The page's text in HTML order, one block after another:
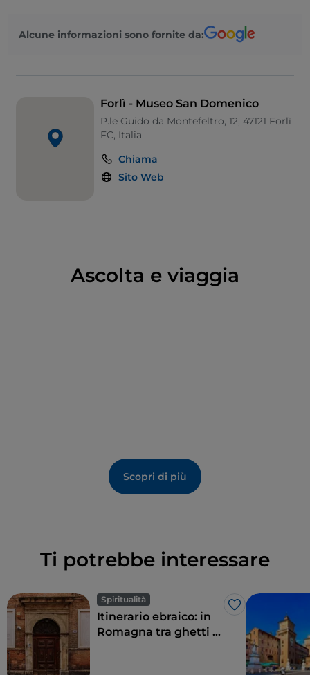
presentaaffreschi del 500che furono attribuiti a
, sulle pareti suddivise sui tre lati si
, e a destra la
resurrezione di
Domenico. Mentre a sud-ovest si trova una
rappresentazione della Mensa con il
, questo affresco subì gravi danni durante il
periodo napoleonico.
Alcune informazioni sono fornite da:
Forlì - Museo San Domenico
P.le Guido da Montefeltro, 12, 47121 Forlì
FC, Italia
Chiama
Sito Web
Ascolta e viaggia
Scopri di più
Ti potrebbe interessare
Spiritualità
Like
Itinerario ebraico: in
Romagna tra ghetti e